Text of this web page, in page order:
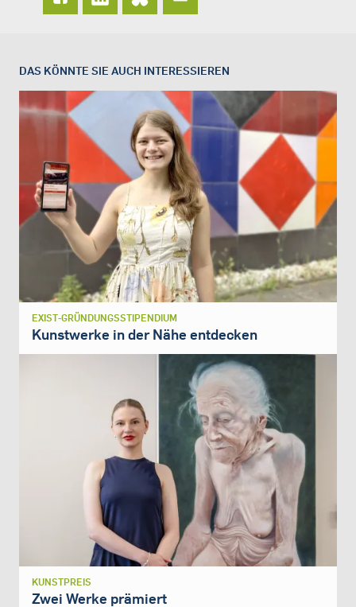
DAS KÖNNTE SIE AUCH INTERESSIEREN
EXIST-GRÜNDUNGSSTIPENDIUM
Kunstwerke in der Nähe entdecken
KUNSTPREIS
Zwei Werke prämiert